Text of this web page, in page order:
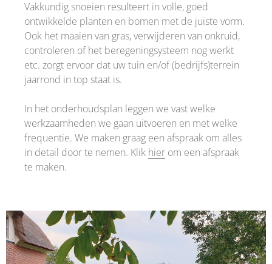
Vakkundig snoeien resulteert in volle, goed
ontwikkelde planten en bomen met de juiste vorm.
Ook het maaien van gras, verwijderen van onkruid,
controleren of het beregeningsysteem nog werkt
etc. zorgt ervoor dat uw tuin en/of (bedrijfs)terrein
jaarrond in top staat is.
In het onderhoudsplan leggen we vast welke
werkzaamheden we gaan uitvoeren en met welke
frequentie. We maken graag een afspraak om alles
in detail door te nemen. Klik hier om een afspraak
te maken.